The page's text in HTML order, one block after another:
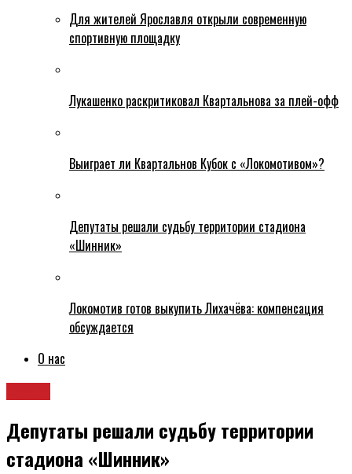
Для жителей Ярославля открыли современную
спортивную площадку
Лукашенко раскритиковал Квартальнова за плей-офф
Выиграет ли Квартальнов Кубок с «Локомотивом»?
Депутаты решали судьбу территории стадиона
«Шинник»
Локомотив готов выкупить Лихачёва: компенсация
обсуждается
О нас
Депутаты решали судьбу территории
стадиона «Шинник»